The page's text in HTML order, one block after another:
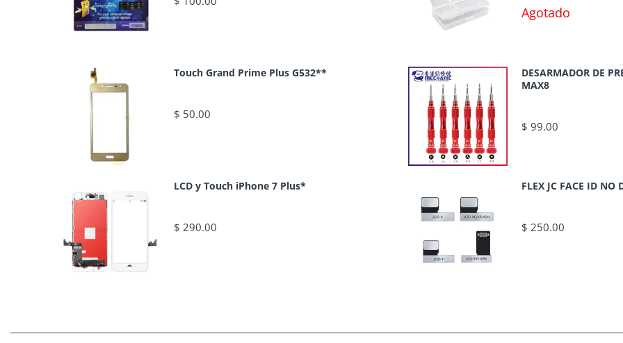
Touch Grand Prime Plus G532**
$ 50.00
LCD y Touch iPhone 7 Plus*
$ 290.00
Agotado
DESARMADOR DE
MAX8
$ 99.00
FLEX JC FACE ID NO
$ 250.00